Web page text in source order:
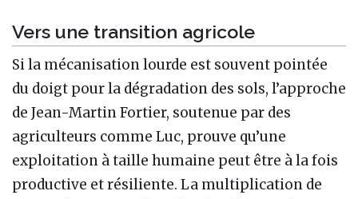
Vers une transition agricole
Si la mécanisation lourde est souvent pointée
du doigt pour la dégradation des sols, l’approche
de Jean-Martin Fortier, soutenue par des
agriculteurs comme Luc, prouve qu’une
exploitation à taille humaine peut être à la fois
productive et résiliente. La multiplication de